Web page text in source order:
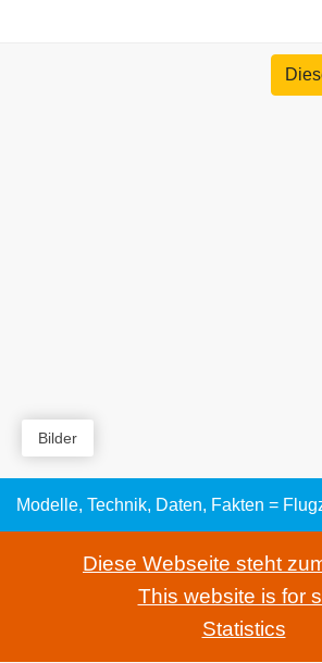
Bilder
Modelle, Technik, Daten, Fakten =
Diese Webseite steht
This website is for
Statistics